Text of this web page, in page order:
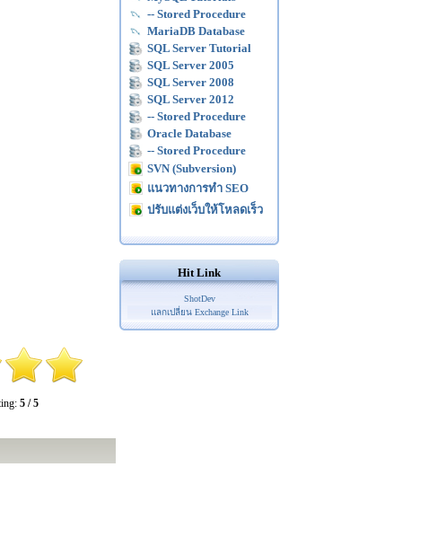
5 / 5
-- Stored Procedure
MariaDB Database
SQL Server Tutorial
SQL Server 2005
SQL Server 2008
SQL Server 2012
-- Stored Procedure
Oracle Database
-- Stored Procedure
SVN (Subversion)
แนวทางการทำ SEO
ปรับแต่งเว็บให้โหลดเร็ว
Hit Link
ShotDev
แลกเปลี่ยน Exchange Link